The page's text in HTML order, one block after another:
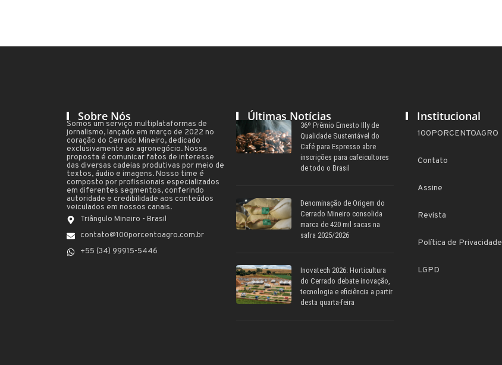
Sobre Nós
Somos um serviço multiplataformas de
jornalismo, lançado em março de 2022 no
coração do Cerrado Mineiro, dedicado
exclusivamente ao agronegócio. Nossa
proposta é comunicar fatos de interesse
das diversas cadeias produtivas por meio de
textos, áudio e imagens. Nosso time é
composto por profissionais especializados
em diferentes segmentos, conferindo
autoridade e credibilidade aos conteúdos
veiculados em nossos canais.
Triângulo Mineiro - Brasil
contato@100porcentoagro.com.br
+55 (34) 99915-5446
Últimas Notícias
36º Prêmio Ernesto Illy de
Qualidade Sustentável do
Café para Espresso abre
inscrições para cafeicultores
de todo o Brasil
Denominação de Origem do
Cerrado Mineiro consolida
marca de 420 mil sacas na
safra 2025/2026
Inovatech 2026: Horticultura
do Cerrado debate inovação,
tecnologia e eficiência a partir
desta quarta-feira
Institucional
100PORCENTOAGRO
Contato
Assine
Revista
Política de Privacidade
LGPD